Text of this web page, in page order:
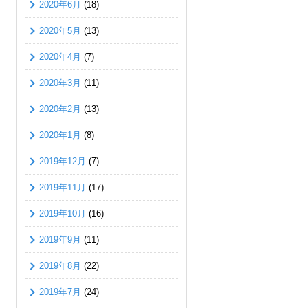
2020年6月 (18)
2020年5月 (13)
2020年4月 (7)
2020年3月 (11)
2020年2月 (13)
2020年1月 (8)
2019年12月 (7)
2019年11月 (17)
2019年10月 (16)
2019年9月 (11)
2019年8月 (22)
2019年7月 (24)